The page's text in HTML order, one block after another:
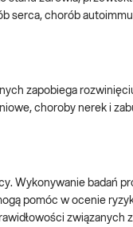
serca, chorób
zapobiega
choroby nerek i
Wykonywanie badań
pomóc w ocenie
związanych